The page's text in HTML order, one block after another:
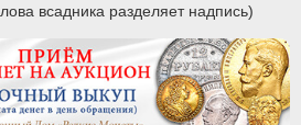
всадника разделяет надпись)